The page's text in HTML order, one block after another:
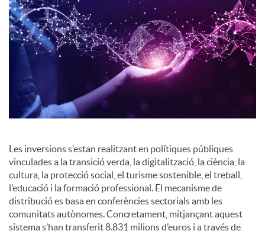
i
a
Les inversions s’estan realitzant en polítiques públiques
vinculades a la transició verda, la digitalització, la ciència, la
cultura, la protecció social, el turisme sostenible, el treball,
l’educació i la formació professional. El mecanisme de
distribució es basa en conferències sectorials amb les
comunitats autònomes. Concretament, mitjançant aquest
sistema s’han transferit 8.831 milions d’euros i a través de